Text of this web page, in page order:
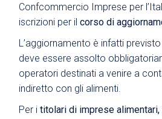
Confcommercio Imprese per
iscrizioni per ilcorso di
L’aggiornamento è infatti
deve essere assolto
operatori destinati a venire a
indiretto con gli alimenti.
Per ititolari di imprese